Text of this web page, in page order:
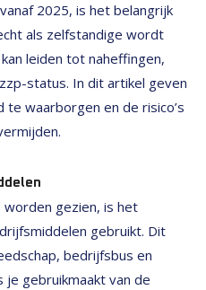
2025, is het belangrijk
als zelfstandige wordt
leiden tot naheffingen,
status. In dit artikel geven
waarborgen en de risico’s
gezien, is het
gebruikt. Dit
bedrijfsbus en
gebruikmaakt van de